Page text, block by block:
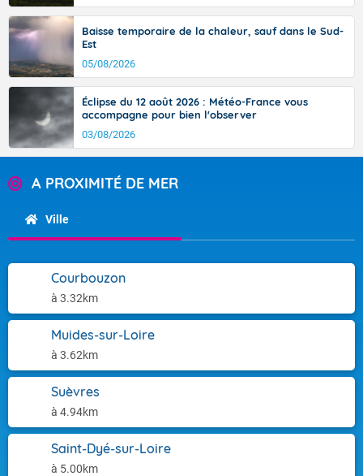
Baisse temporaire de la chaleur, sauf dans le Sud-
Est
05/08/2026
Éclipse du 12 août 2026 : Météo-France vous
accompagne pour bien l'observer
03/08/2026
A PROXIMITÉ DE MER
Ville
Courbouzon
à 3.32km
Muides-sur-Loire
à 3.62km
Suèvres
à 4.94km
Saint-Dyé-sur-Loire
à 5.00km